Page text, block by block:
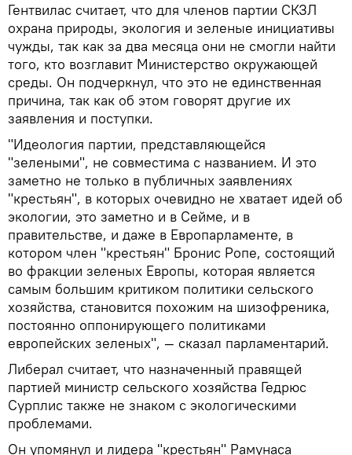
Гентвилас считает, что для членов партии СКЗЛ
охрана природы, экология и зеленые инициативы
чужды, так как за два месяца они не смогли найти
того, кто возглавит Министерство окружающей
среды. Он подчеркнул, что это не единственная
причина, так как об этом говорят другие их
заявления и поступки.
"Идеология партии, представляющейся
"зелеными", не совместима с названием. И это
заметно не только в публичных заявлениях
"крестьян", в которых очевидно не хватает идей об
экологии, это заметно и в Сейме, и в
правительстве, и даже в Европарламенте, в
котором член "крестьян" Бронис Ропе, состоящий
во фракции зеленых Европы, которая является
самым большим критиком политики сельского
хозяйства, становится похожим на шизофреника,
постоянно оппонирующего политиками
европейских зеленых", — сказал парламентарий.
Либерал считает, что назначенный правящей
партией министр сельского хозяйства Гедрюс
Сурплис также не знаком с экологическими
проблемами.
Он упомянул и лидера "крестьян" Рамунаса